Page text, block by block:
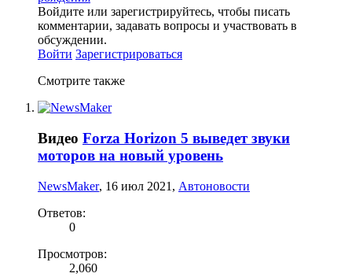
Войдите или зарегистрируйтесь, чтобы писать
комментарии, задавать вопросы и участвовать в
обсуждении.
Войти Зарегистрироваться
Смотрите также
Видео Forza Horizon 5 выведет звуки
моторов на новый уровень
NewsMaker, 16 июл 2021 , Автоновости
Ответов:
0
Просмотров:
2,060